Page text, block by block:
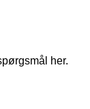
her.